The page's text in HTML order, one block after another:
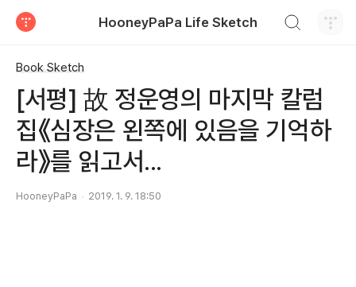
HooneyPaPa Life Sketch
Book Sketch
[서평] 故 정운영의 마지막 칼럼
집《심장은 왼쪽에 있음을 기억하
라》를 읽고서...
HooneyPaPa 2019. 1. 9. 18:50